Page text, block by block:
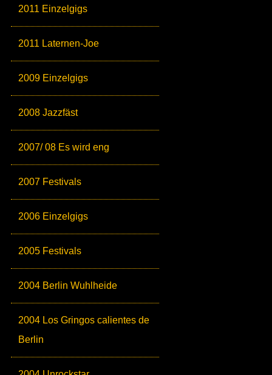
2011 Einzelgigs
2011 Laternen-Joe
2009 Einzelgigs
2008 Jazzfäst
2007/ 08 Es wird eng
2007 Festivals
2006 Einzelgigs
2005 Festivals
2004 Berlin Wuhlheide
2004 Los Gringos calientes de
Berlin